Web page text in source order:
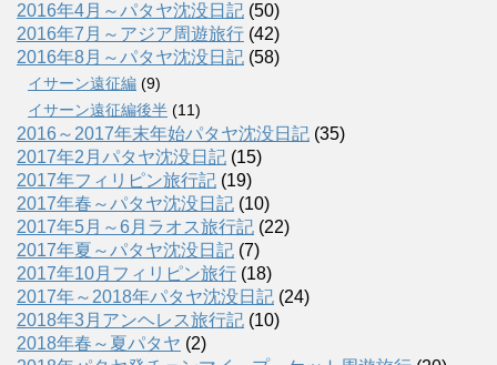
2016年4月～パタヤ沈没日記 (50)
2016年7月～アジア周遊旅行 (42)
2016年8月～パタヤ沈没日記 (58)
イサーン遠征編 (9)
イサーン遠征編後半 (11)
2016～2017年末年始パタヤ沈没日記 (35)
2017年2月パタヤ沈没日記 (15)
2017年フィリピン旅行記 (19)
2017年春～パタヤ沈没日記 (10)
2017年5月～6月ラオス旅行記 (22)
2017年夏～パタヤ沈没日記 (7)
2017年10月フィリピン旅行 (18)
2017年～2018年パタヤ沈没日記 (24)
2018年3月アンヘレス旅行記 (10)
2018年春～夏パタヤ (2)